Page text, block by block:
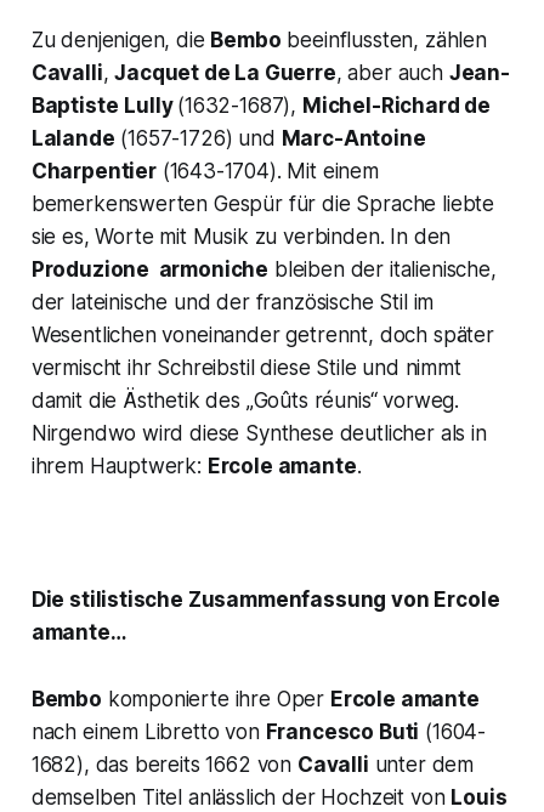
Zu denjenigen, die Bembo beeinflussten, zählen
Cavalli,Jacquet de La Guerre, aber auch Jean-
Baptiste Lully (1632-1687), Michel-Richard de
Lalande (1657-1726) und Marc-Antoine
Charpentier(1643-1704). Mit einem
bemerkenswerten Gespür für die Sprache liebte
sie es, Worte mit Musik zu verbinden. In den
Produzione armoniche bleiben der italienische,
der lateinische und der französische Stil im
Wesentlichen voneinander getrennt, doch später
vermischt ihr Schreibstil diese Stile und nimmt
damit die Ästhetik des „Goûts réunis“vorweg.
Nirgendwo wird diese Synthese deutlicher als in
ihrem Hauptwerk: Ercole amante.
Die stilistische Zusammenfassung von Ercole
amante…
Bembo komponierte ihre Oper Ercole amante
nach einem Libretto von Francesco Buti (1604-
1682), das bereits 1662 von Cavalli unter dem
demselben Titel anlässlich der Hochzeit von Louis